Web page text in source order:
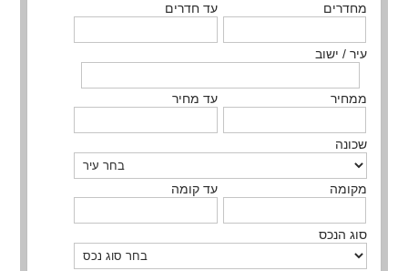
מחדרים עד חדרים
עיר / ישוב
ממחיר עד מחיר
שכונה
מקומה עד קומה
סוג הנכס